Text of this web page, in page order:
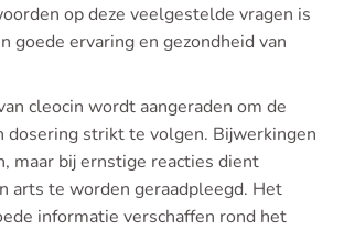
op deze veelgestelde vragen is
goede ervaring en gezondheid van
cleocin wordt aangeraden om de
dosering strikt te volgen. Bijwerkingen
maar bij ernstige reacties dient
arts te worden geraadpleegd. Het
informatie verschaffen rond het